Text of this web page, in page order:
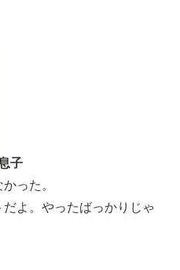
子
った。
よ。やったばっかりじゃ